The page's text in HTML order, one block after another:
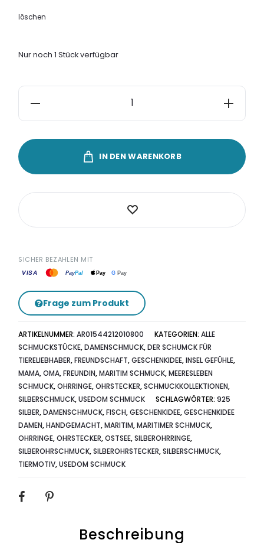
löschen
Nur noch 1 Stück verfügbar
Fisch
IN DEN WARENKORB
SICHER BEZAHLEN MIT
VISA PayPal Pay G Pay
Frage zum Produkt
ARTIKELNUMMER:AR01544212010800 KATEGORIEN:ALLE
SCHMUCKSTÜCKE,DAMENSCHMUCK,DER SCHUMCK FÜR
TIERELIEBHABER,FREUNDSCHAFT,GESCHENKIDEE,INSEL GEFÜHLE,
MAMA, OMA, FREUNDIN,MARITIM SCHMUCK,MEERESLEBEN
SCHMUCK,OHRRINGE,OHRSTECKER,SCHMUCKKOLLEKTIONEN,
SILBERSCHMUCK,USEDOM SCHMUCK SCHLAGWÖRTER:925
SILBER,DAMENSCHMUCK,FISCH,GESCHENKIDEE,GESCHENKIDEE
DAMEN,HANDGEMACHT,MARITIM,MARITIMER SCHMUCK,
OHRRINGE,OHRSTECKER,OSTSEE,SILBEROHRRINGE,
SILBEROHRSCHMUCK,SILBEROHRSTECKER,SILBERSCHMUCK,
TIERMOTIV,USEDOM SCHMUCK
SHARE
Beschreibung